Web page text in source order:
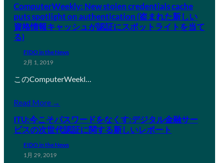
ComputerWeekly: New stolen credentials cache
puts spotlight on authentication (盗まれた新しい
資格情報キャッシュが認証にスポットライトを当て
る)
FIDO in the News
2月 1, 2019
このComputerWeekl…
Read More →
ITU:今こそパスワードをなくす:デジタル金融サー
ビスの次世代認証に関する新しいレポート
FIDO in the News
1月 29, 2019